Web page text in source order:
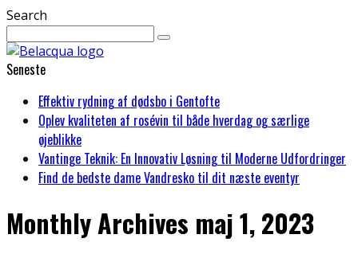
Search
Seneste
Effektiv rydning af dødsbo i Gentofte
Oplev kvaliteten af rosévin til både hverdag og særlige
øjeblikke
Vantinge Teknik: En Innovativ Løsning til Moderne Udfordringer
Find de bedste dame Vandresko til dit næste eventyr
Monthly Archives maj 1, 2023